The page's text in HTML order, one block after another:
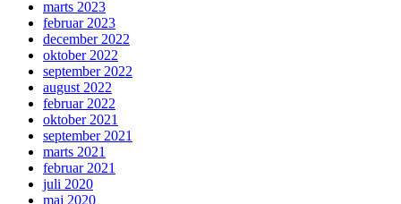
marts 2023
februar 2023
december 2022
oktober 2022
september 2022
august 2022
februar 2022
oktober 2021
september 2021
marts 2021
februar 2021
juli 2020
maj 2020